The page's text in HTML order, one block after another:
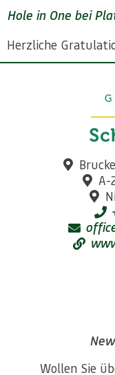
Hole in One bei
Herzliche
A-
Wollen Sie